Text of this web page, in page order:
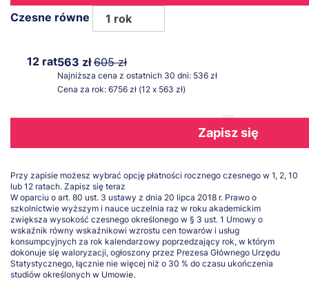
Czesne równe 1 rok
12 rat563 zł605 zł
Najniższa cena z ostatnich 30 dni: 536 zł
Cena za rok: 6756 zł (12 x 563 zł)
Zapisz się
Przy zapisie możesz wybrać opcję płatności rocznego czesnego w 1, 2, 10
lub 12 ratach. Zapisz się teraz
W oparciu o art. 80 ust. 3 ustawy z dnia 20 lipca 2018 r. Prawo o
szkolnictwie wyższym i nauce uczelnia raz w roku akademickim
zwiększa wysokość czesnego określonego w § 3 ust. 1 Umowy o
wskaźnik równy wskaźnikowi wzrostu cen towarów i usług
konsumpcyjnych za rok kalendarzowy poprzedzający rok, w którym
dokonuje się waloryzacji, ogłoszony przez Prezesa Głównego Urzędu
Statystycznego, łącznie nie więcej niż o 30 % do czasu ukończenia
studiów określonych w Umowie.